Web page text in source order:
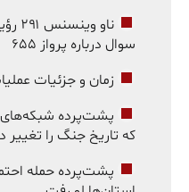
سوال درباره پرواز ۶۵۵
زمان و جزئیات
پشت‌پرده شبکه‌های
که تاریخ جنگ را تغییر
پشت‌پرده حمله